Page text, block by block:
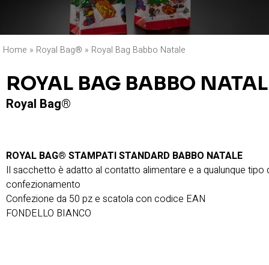
Home » Royal Bag® » Royal Bag Babbo Natale
ROYAL BAG BABBO
Royal Bag®
ROYAL BAG® STAMPATI STANDARD BABBO NATALE
Il sacchetto è adatto al contatto alimentare e a qualunque tipo
confezionamento
Confezione da 50 pz e scatola con codice EAN
FONDELLO BIANCO